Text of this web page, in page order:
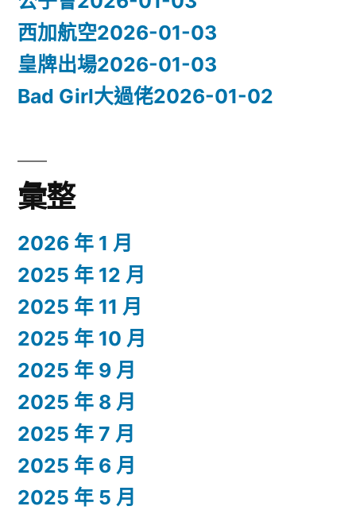
西加航空2026-01-03
皇牌出場2026-01-03
Bad Girl大過佬2026-01-02
彙整
2026 年 1 月
2025 年 12 月
2025 年 11 月
2025 年 10 月
2025 年 9 月
2025 年 8 月
2025 年 7 月
2025 年 6 月
2025 年 5 月